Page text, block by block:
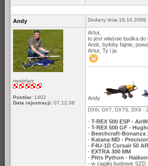
Andy Dodany dnia 18.10.2009
modelarz
Postów: 1402
Data rejestracji: 07.12.08
Artur,
to jest właśnie budka do
Arek, byłoby fajnie,
Artur, Ty i ja.
Andy
DX6i, DX7, DX7S, DX9 -
- T-REX 500 ESP -
- T-REX 500 GF -
- Beechcraft-Bonanza
- Katana MD -
- F4U-1D Corsair 50
- EXTRA 300 MM
- Pitts Python -
- w ciągłej budowie